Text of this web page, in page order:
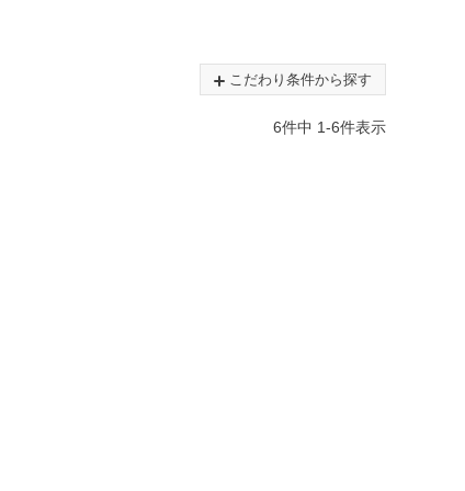
こだわり条件から探す
6件中 1-6件表示